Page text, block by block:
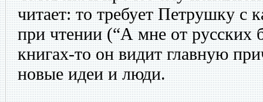
читает: то требует Петрушку с
при чтении (“А мне от русских
книгах-то он видит главную
новые идеи и люди.